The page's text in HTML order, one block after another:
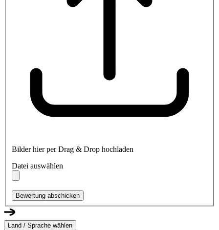
Bilder hier per Drag & Drop hochladen
Datei auswählen
Bewertung abschicken
Land / Sprache wählen